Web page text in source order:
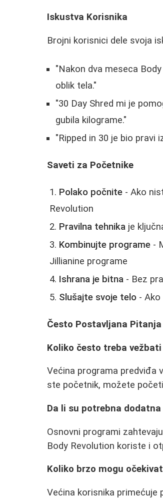
Iskustva Korisnika
Brojni korisnici dele svoja
"Nakon dva meseca
oblik tela."
"30 Day Shred mi je
gubila kilograme."
"Ripped in 30 je bio pravi
Saveti za Početnike
Polako počnite - Ako
Revolution
Pravilna tehnika je
Kombinujte programe -
Jillianine programe
Ishrana je bitna - Bez
Slušajte svoje telo -
Često Postavljana Pitanja
Koliko često treba
Većina programa predviđa
ste početnik, možete
Da li su potrebna dodatna
Osnovni programi
Body Revolution koriste i
Koliko brzo mogu
Većina korisnika primećuje